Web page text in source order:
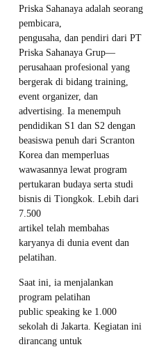
Priska Sahanaya adalah seorang
pembicara,
pengusaha, dan pendiri dari PT
Priska Sahanaya Grup—
perusahaan profesional yang
bergerak di bidang training,
event organizer, dan
advertising. Ia menempuh
pendidikan S1 dan S2 dengan
beasiswa penuh dari Scranton
Korea dan memperluas
wawasannya lewat program
pertukaran budaya serta studi
bisnis di Tiongkok. Lebih dari
7.500
artikel telah membahas
karyanya di dunia event dan
pelatihan.
Saat ini, ia menjalankan
program pelatihan
public speaking ke 1.000
sekolah di Jakarta. Kegiatan ini
dirancang untuk